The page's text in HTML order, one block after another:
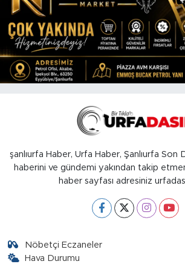
şanlıurfa Haber, Urfa Haber, Şanlıurfa Son
haberini ve gündemi yakından takip
haber sayfası adresiniz
Nöbetçi Eczaneler
Hava Durumu